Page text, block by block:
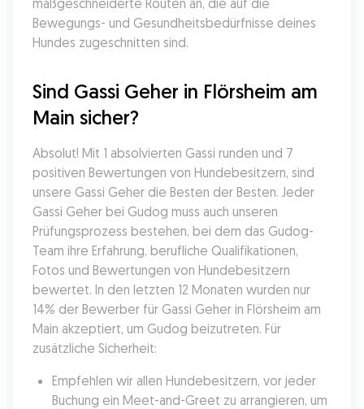
maßgeschneiderte Routen an, die auf die
Bewegungs- und Gesundheitsbedürfnisse deines
Hundes zugeschnitten sind.
Sind Gassi Geher in Flörsheim am
Main sicher?
Absolut! Mit 1 absolvierten Gassi runden und 7
positiven Bewertungen von Hundebesitzern, sind
unsere Gassi Geher die Besten der Besten. Jeder
Gassi Geher bei Gudog muss auch unseren
Prüfungsprozess bestehen, bei dem das Gudog-
Team ihre Erfahrung, berufliche Qualifikationen,
Fotos und Bewertungen von Hundebesitzern
bewertet. In den letzten 12 Monaten wurden nur
14% der Bewerber für Gassi Geher in Flörsheim am
Main akzeptiert, um Gudog beizutreten. Für
zusätzliche Sicherheit:
Empfehlen wir allen Hundebesitzern, vor jeder
Buchung ein Meet-and-Greet zu arrangieren, um